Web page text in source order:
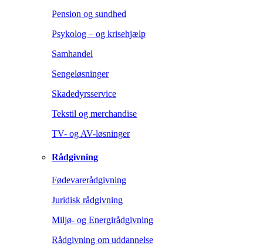
Pension og sundhed
Psykolog – og krisehjælp
Samhandel
Sengeløsninger
Skadedyrsservice
Tekstil og merchandise
TV- og AV-løsninger
Rådgivning
Fødevarerådgivning
Juridisk rådgivning
Miljø- og Energirådgivning
Rådgivning om uddannelse